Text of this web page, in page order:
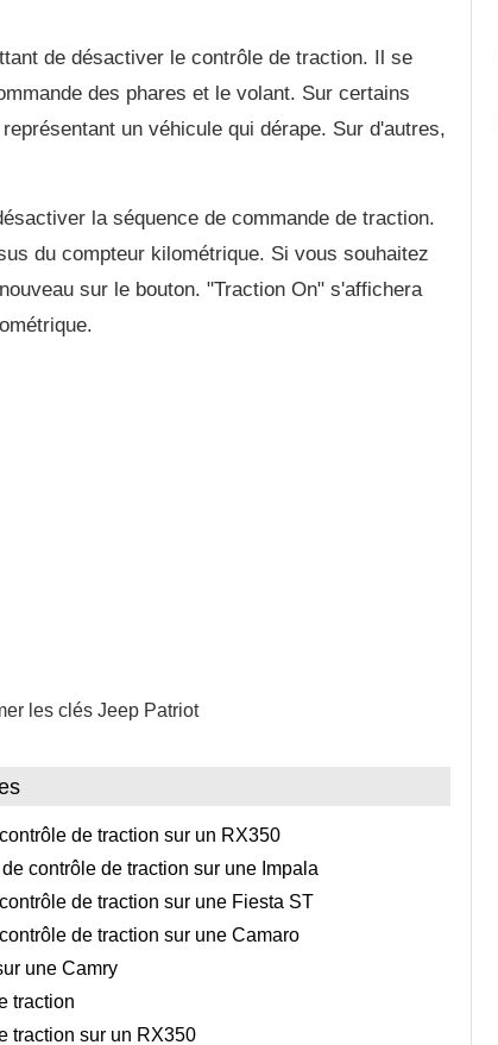
de désactiver le contrôle de traction. Il se
des phares et le volant. Sur certains
un véhicule qui dérape. Sur d'autres,
la séquence de commande de traction.
du compteur kilométrique. Si vous souhaitez
sur le bouton. "Traction On" s'affichera
les clés Jeep Patriot
de traction sur un RX350
contrôle de traction sur une Impala
de traction sur une Fiesta ST
de traction sur une Camaro
une Camry
traction
traction sur un RX350